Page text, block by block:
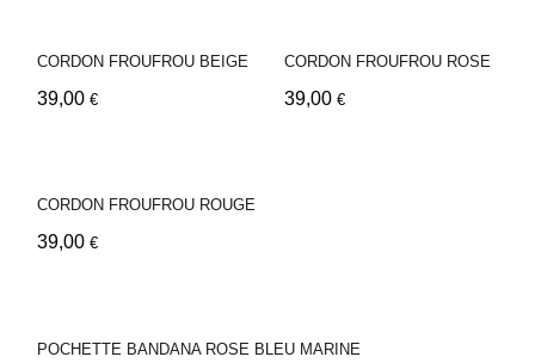
CORDON FROUFROU BEIGE
39,00 €
CORDON FROUFROU ROSE
39,00 €
CORDON FROUFROU ROUGE
39,00 €
POCHETTE BANDANA ROSE BLEU MARINE